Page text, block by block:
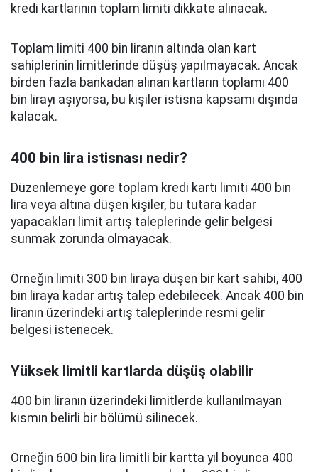
kredi kartlarının toplam limiti dikkate alınacak.
Toplam limiti 400 bin liranın altında olan kart
sahiplerinin limitlerinde düşüş yapılmayacak. Ancak
birden fazla bankadan alınan kartların toplamı 400
bin lirayı aşıyorsa, bu kişiler istisna kapsamı dışında
kalacak.
400 bin lira istisnası nedir?
Düzenlemeye göre toplam kredi kartı limiti 400 bin
lira veya altına düşen kişiler, bu tutara kadar
yapacakları limit artış taleplerinde gelir belgesi
sunmak zorunda olmayacak.
Örneğin limiti 300 bin liraya düşen bir kart sahibi, 400
bin liraya kadar artış talep edebilecek. Ancak 400 bin
liranın üzerindeki artış taleplerinde resmi gelir
belgesi istenecek.
Yüksek limitli kartlarda düşüş olabilir
400 bin liranın üzerindeki limitlerde kullanılmayan
kısmın belirli bir bölümü silinecek.
Örneğin 600 bin lira limitli bir kartta yıl boyunca 400